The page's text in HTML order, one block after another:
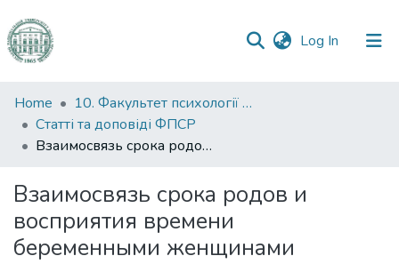
Log In (current)
Communities
&
Collections
Statistics
Home
10. Факультет психології та соціальної роботи
Статті та доповіді ФПСР
Взаимосвязь срока родов и восприятия времени беременными женщинами
Взаимосвязь срока родов и
восприятия времени
беременными женщинами